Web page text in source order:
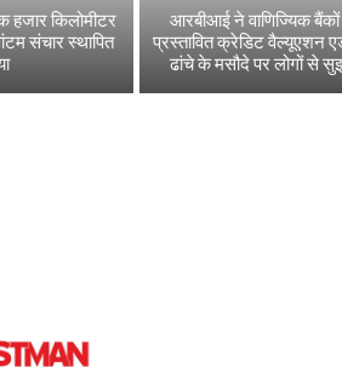
हजार किलोमीटर
संचार स्थापित
आरबीआई ने वाणिज्यिक
प्रस्तावित क्रेडिट वैल्यूएशन
ढांचे के मसौदे पर लोगों से